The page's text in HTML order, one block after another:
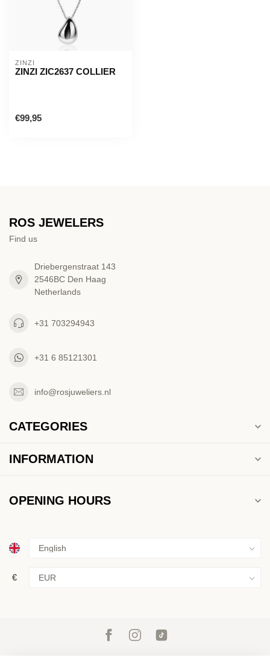
ZINZI
ZINZI ZIC2637 COLLIER
€99,95
ROS JEWELERS
Find us
Driebergenstraat 143
2546BC Den Haag
Netherlands
+31 703294943
+31 6 85121301
info@rosjuweliers.nl
CATEGORIES
INFORMATION
OPENING HOURS
€